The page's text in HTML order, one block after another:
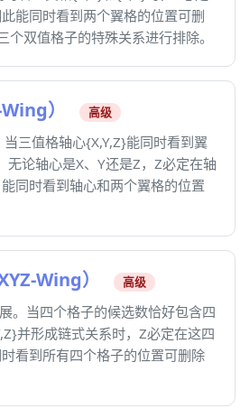
能同时看到两个翼格的位置可删
个双值格子的特殊关系进行排除。
） 高级
三值格轴心{X,Y,Z}能同时看到翼
无论轴心是X、Y还是Z，Z必定在轴
同时看到轴心和两个翼格的位置
Wing） 高级
。当四个格子的候选数恰好包含四
并形成链式关系时，Z必定在这四
看到所有四个格子的位置可删除